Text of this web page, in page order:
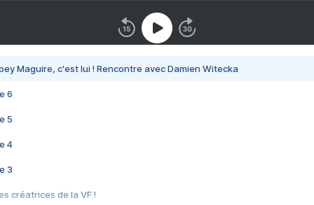
Maguire, c'est lui ! Rencontre avec Damien Witecka
6
5
4
3
créatrices de la VF !